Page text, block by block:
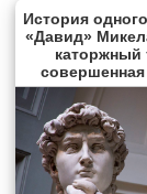
История
«Давид»
каторжный
совершенная